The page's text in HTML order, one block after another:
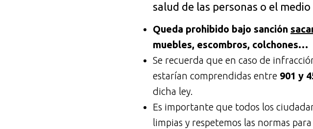
salud de las personas o el
Queda prohibido bajo sanción
muebles, escombros, colchones…
Se recuerda que en caso de
estarían comprendidas entre 901 y
dicha ley.
Es importante que todos los
limpias y respetemos las normas